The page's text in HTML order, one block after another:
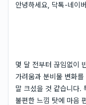
안녕하세요, 닥톡-네이
몇 달 전부터 끊임없이
가려움과 분비물 변화
말 크셨을 것 같습니다.
불편한 느낌 탓에 마음